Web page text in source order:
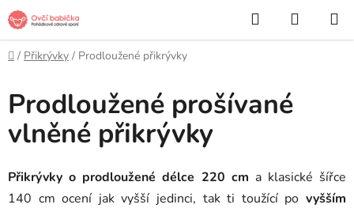
Přejít
na
obsah
Hledat
KOŠÍK
Domů
/ Přikrývky / Prodloužené přikrývky
Prodloužené prošívané
vlněné přikrývky
Přikrývky o prodloužené délce 220 cm a klasické šířce
140 cm ocení jak vyšší jedinci, tak ti toužící po vyšším